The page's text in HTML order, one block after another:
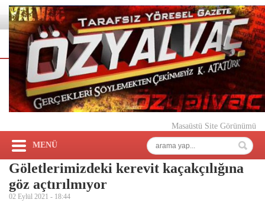
Masaüstü Site Görünümü
MENÜ
Göletlerimizdeki kerevit kaçakçılığına
göz açtırılmıyor
02 Eylül 2021 - 18:44